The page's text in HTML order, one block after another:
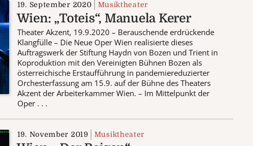
19. September 2020 Musiktheater
Wien: „Toteis“, Manuela Kerer
Theater Akzent, 19.9.2020 – Berauschende erdrückende
Klangfülle – Die Neue Oper Wien realisierte dieses
Auftragswerk der Stiftung Haydn von Bozen und Trient in
Koproduktion mit den Vereinigten Bühnen Bozen als
österreichische Erstaufführung in pandemiereduzierter
Orchesterfassung am 15.9. auf der Bühne des Theaters
Akzent der Arbeiterkammer Wien. – Im Mittelpunkt der
Oper . . .
19. November 2019 Musiktheater